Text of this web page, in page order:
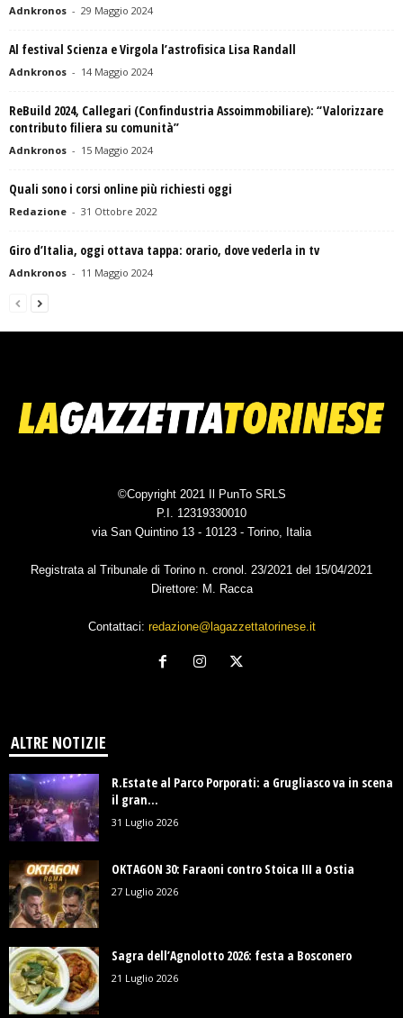
Adnkronos - 29 Maggio 2024
Al festival Scienza e Virgola l’astrofisica Lisa Randall
Adnkronos - 14 Maggio 2024
ReBuild 2024, Callegari (Confindustria Assoimmobiliare): “Valorizzare
contributo filiera su comunità”
Adnkronos - 15 Maggio 2024
Quali sono i corsi online più richiesti oggi
Redazione - 31 Ottobre 2022
Giro d’Italia, oggi ottava tappa: orario, dove vederla in tv
Adnkronos - 11 Maggio 2024
©Copyright 2021 Il PunTo SRLS
P.I. 12319330010
via San Quintino 13 - 10123 - Torino, Italia
Registrata al Tribunale di Torino n. cronol. 23/2021 del 15/04/2021
Direttore: M. Racca
Contattaci: redazione@lagazzettatorinese.it
ALTRE NOTIZIE
R.Estate al Parco Porporati: a Grugliasco va in scena
il gran...
31 Luglio 2026
OKTAGON 30: Faraoni contro Stoica III a Ostia
27 Luglio 2026
Sagra dell’Agnolotto 2026: festa a Bosconero
21 Luglio 2026